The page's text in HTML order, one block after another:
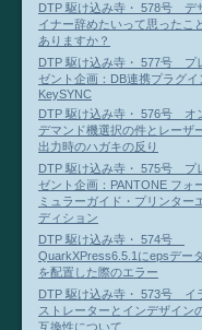
DTP 駆け込み寺・ 578号 デ
イナー辞めたいって思ったこ
ありますか？
DTP 駆け込み寺・ 577号 プ
ゼント企画：DB連携プラグイ
KeySYNC
DTP 駆け込み寺・ 576号 オ
デマンド機選択の件とレーザ
出力時のハガキの反り
DTP 駆け込み寺・ 575号 プ
ゼント企画：PANTONE フォ
ミュラーガイド・プリンター
ディション
DTP 駆け込み寺・ 574号
QuarkXPress6.5.1にepsデータ
を配置した際のエラー
DTP 駆け込み寺・ 573号 イ
ストレーターとインデザイン
互換性について